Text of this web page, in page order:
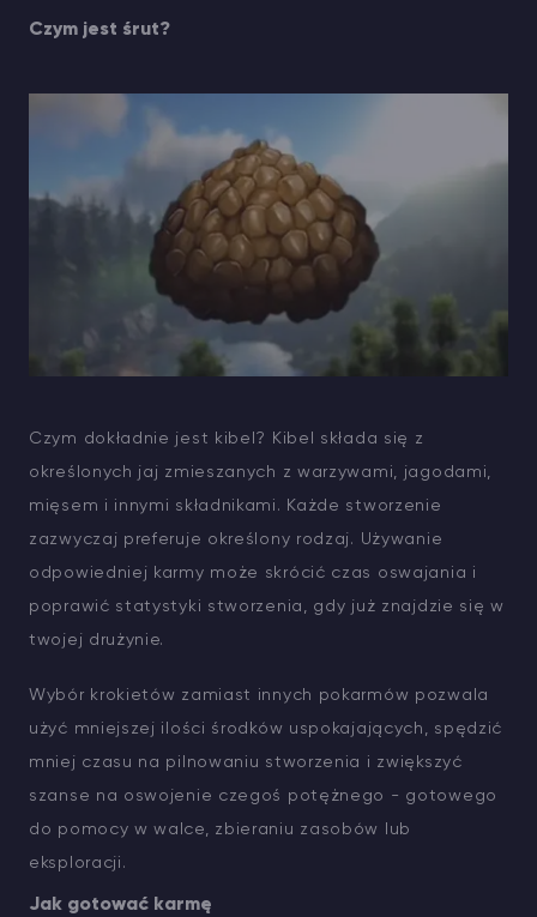
Czym jest śrut?
Czym dokładnie jest kibel? Kibel składa się z
określonych jaj zmieszanych z warzywami, jagodami,
mięsem i innymi składnikami. Każde stworzenie
zazwyczaj preferuje określony rodzaj. Używanie
odpowiedniej karmy może skrócić czas oswajania i
poprawić statystyki stworzenia, gdy już znajdzie się w
twojej drużynie.
Wybór krokietów zamiast innych pokarmów pozwala
użyć mniejszej ilości środków uspokajających, spędzić
mniej czasu na pilnowaniu stworzenia i zwiększyć
szanse na oswojenie czegoś potężnego - gotowego
do pomocy w walce, zbieraniu zasobów lub
eksploracji.
Jak gotować karmę